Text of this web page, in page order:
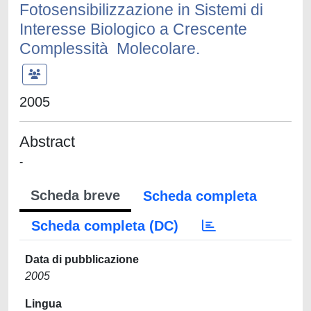
Fotosensibilizzazione in Sistemi di
Interesse Biologico a Crescente
Complessità Molecolare.
2005
Abstract
-
Scheda breve
Scheda completa
Scheda completa (DC)
Data di pubblicazione
2005
Lingua